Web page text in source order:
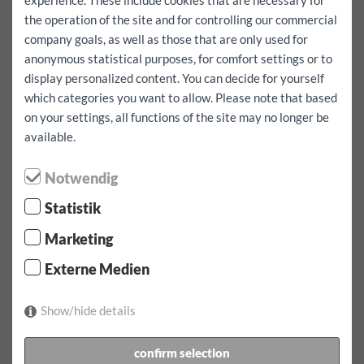
Вся бронь, включая бесплатный пробег, включена в
стоимость.
Я также хочу уехать за границу да
Аренда:
Эксцесс полного комплексного страхования:1000EUR
07:00
Аренда:98.9EUR
Подтверждение бронирования
1 x тариф от 1 дня в день, включая 150 км вокруг 98.90
EUR
0.50
the operation of the site and for controlling our commercial
company goals, as well as those that are only used for
anonymous statistical purposes, for comfort settings or to
display personalized content. You can decide for yourself
which categories you want to allow. Please note that based
on your settings, all functions of the site may no longer be
available.
Notwendig
Statistik
Marketing
Externe Medien
Show/hide details
confirm selection